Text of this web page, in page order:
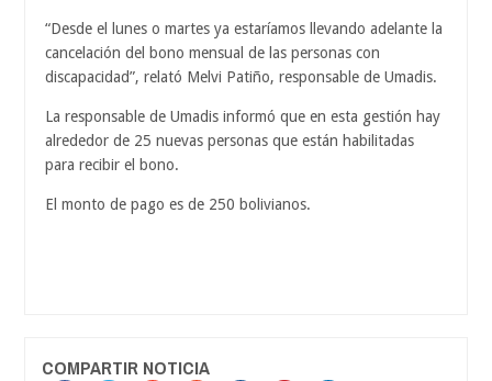
“Desde el lunes o martes ya estaríamos llevando adelante la
cancelación del bono mensual de las personas con
discapacidad”, relató Melvi Patiño, responsable de Umadis.
La responsable de Umadis informó que en esta gestión hay
alrededor de 25 nuevas personas que están habilitadas
para recibir el bono.
El monto de pago es de 250 bolivianos.
COMPARTIR NOTICIA